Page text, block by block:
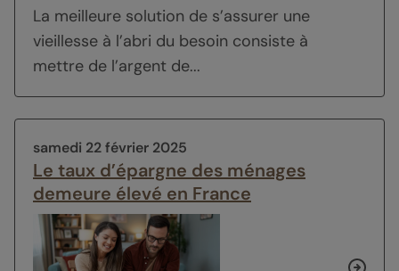
La meilleure solution de s’assurer une
vieillesse à l’abri du besoin consiste à
mettre de l’argent de...
samedi 22 février 2025
Le taux d’épargne des ménages
demeure élevé en France